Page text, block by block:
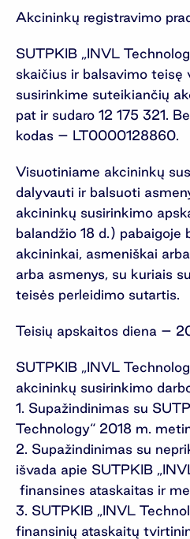
Akcininkų registravimo
SUTPKIB „INVL
skaičius ir balsavimo teisę
susirinkime suteikiančių
pat ir sudaro 12 175 321.
kodas – LT0000128860.
Visuotiniame akcininkų
dalyvauti ir balsuoti
akcininkų susirinkimo
balandžio 18 d.) pabaigoje
akcininkai, asmeniškai
arba asmenys, su kuriais
teisės perleidimo sutartis.
Teisių apskaitos diena –
SUTPKIB „INVL
akcininkų susirinkimo
1. Supažindinimas su
Technology“ 2018 m.
2. Supažindinimas su
išvada apie SUTPKIB
finansines ataskaitas ir
3. SUTPKIB „INVL
finansinių ataskaitų